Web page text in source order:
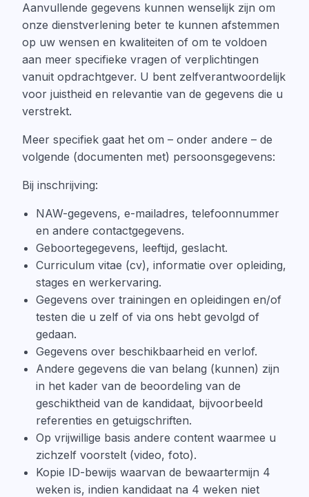
Aanvullende gegevens kunnen wenselijk zijn om
onze dienstverlening beter te kunnen afstemmen
op uw wensen en kwaliteiten of om te voldoen
aan meer specifieke vragen of verplichtingen
vanuit opdrachtgever. U bent zelfverantwoordelijk
voor juistheid en relevantie van de gegevens die u
verstrekt.
Meer specifiek gaat het om – onder andere – de
volgende (documenten met) persoonsgegevens:
Bij inschrijving:
NAW-gegevens, e-mailadres, telefoonnummer
en andere contactgegevens.
Geboortegegevens, leeftijd, geslacht.
Curriculum vitae (cv), informatie over opleiding,
stages en werkervaring.
Gegevens over trainingen en opleidingen en/of
testen die u zelf of via ons hebt gevolgd of
gedaan.
Gegevens over beschikbaarheid en verlof.
Andere gegevens die van belang (kunnen) zijn
in het kader van de beoordeling van de
geschiktheid van de kandidaat, bijvoorbeeld
referenties en getuigschriften.
Op vrijwillige basis andere content waarmee u
zichzelf voorstelt (video, foto).
Kopie ID-bewijs waarvan de bewaartermijn 4
weken is, indien kandidaat na 4 weken niet